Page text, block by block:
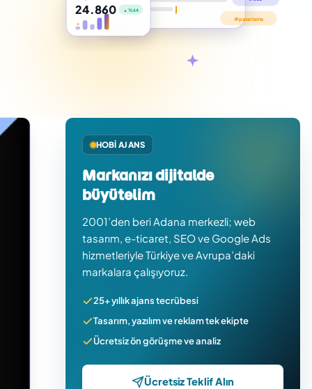
Bu ay okunma
24.860
#pazarlama
HOBI AJANS
Markanızı dijitalde
büyütelim
2001’den beri Adana merkezli; web
tasarım, e-ticaret, SEO ve Google Ads
hizmetleriyle Türkiye ve Avrupa’daki
markalara çalışıyoruz.
25+ yıllık ajans tecrübesi
Tasarım, yazılım ve reklam tek ekipte
Ücretsiz ön görüşme ve analiz
Ücretsiz Teklif Alın